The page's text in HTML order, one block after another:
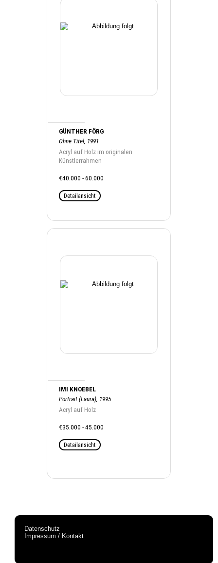
GÜNTHER FÖRG
Ohne Titel, 1991
Acryl auf Holz im originalen
Künstlerrahmen
€40.000 - 60.000
Detailansicht
IMI KNOEBEL
Portrait (Laura), 1995
Acryl auf Holz
€35.000 - 45.000
Detailansicht
Datenschutz
Impressum / Kontakt